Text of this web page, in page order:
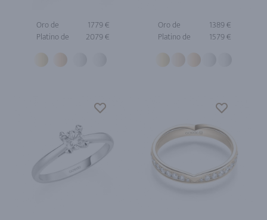
Oro de
1779 €
Platino de
2079 €
Oro de
1389 €
Platino de
1579 €